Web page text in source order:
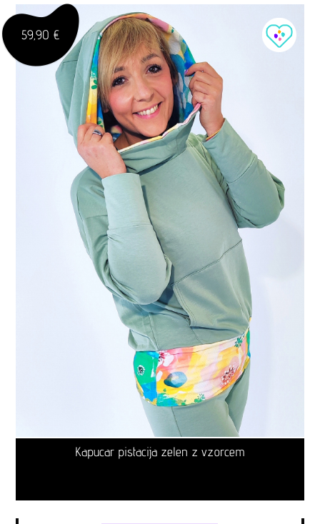
59,90 €
Kapucar pistacija zelen z vzorcem